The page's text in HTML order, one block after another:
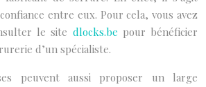
entre eux. Pour cela, vous avez
le site dlocks.be pour bénéficier
d’un spécialiste.
peuvent aussi proposer un large